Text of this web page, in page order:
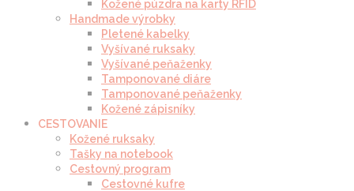
Kožené púzdra na karty RFID
Handmade výrobky
Pletené kabelky
Vyšívané ruksaky
Vyšívané peňaženky
Tamponované diáre
Tamponované peňaženky
Kožené zápisníky
CESTOVANIE
Kožené ruksaky
Tašky na notebook
Cestovný program
Cestovné kufre